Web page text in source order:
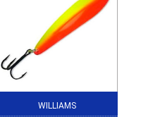
WILLIAMS